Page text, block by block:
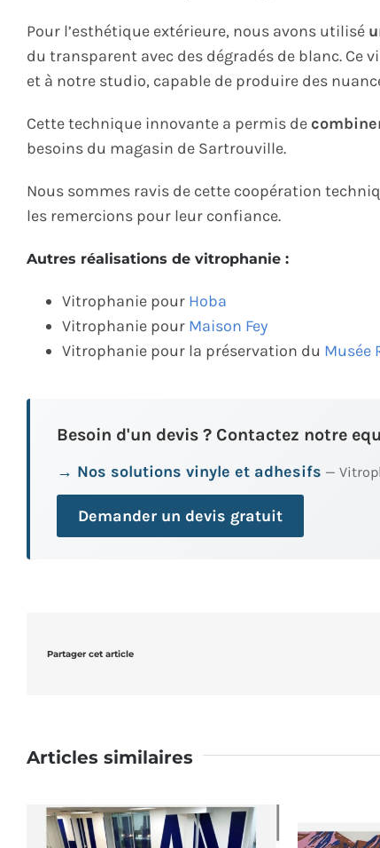
Pour l’esthétique extérieure, nous avons utilisé
du transparent avec des dégradés de blanc. Ce
et à notre studio, capable de produire des
Cette technique innovante a permis de
besoins du magasin de Sartrouville.
Nous sommes ravis de cette coopération
les remercions pour leur confiance.
Autres réalisations de vitrophanie :
Vitrophanie pour Hoba
Vitrophanie pour Maison Fey
Vitrophanie pour la préservation du Musée
Besoin d'un devis ? Contactez notre
→ Nos solutions vinyle et adhesifs —
Demander un devis gratuit
Partager cet article
Articles similaires